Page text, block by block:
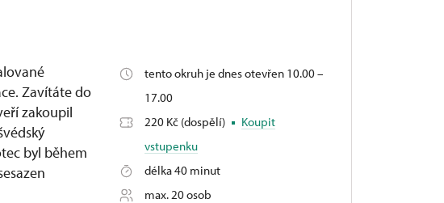
Zavítáte do
zakoupil
byl během
tento okruh je dnes otevřen 10.00 –
17.00
220 Kč (dospělí)
Koupit
vstupenku
délka 40 minut
max. 20 osob